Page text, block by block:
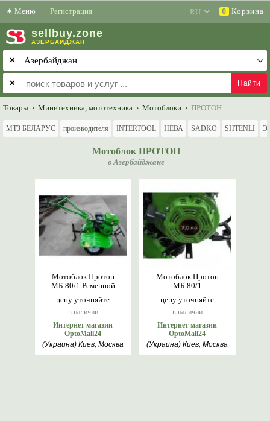
✶ Меню Регистрация 0 Корзина
sell buy.zone
АЗЕРБАЙДЖАН
✕
✕
Товары › Минитехника, мототехника › Мотоблоки › ПРОТОН
МТЗ БЕЛАРУС производителя INTERTOOL НЕВА SADKO SHTENLI
Мотоблок ПРОТОН
в Азербайджане
цену уточняйте
в наличии
Мотоблок Протон
МБ-80/1 Ременной
Интернет магазин
OptoMall24
(Украина) Киев, Москва
цену уточняйте
в наличии
Мотоблок Протон
МБ-80/1
Интернет магазин
OptoMall24
(Украина) Киев, Москва